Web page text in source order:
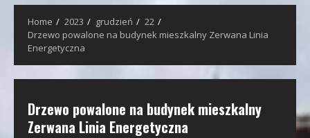
Home 2023 grudzień
22
Drzewo powalone na budynek mieszkalny Zerwana Linia
Energetyczna
Drzewo powalone na budynek mieszkalny
Zerwana Linia Energetyczna